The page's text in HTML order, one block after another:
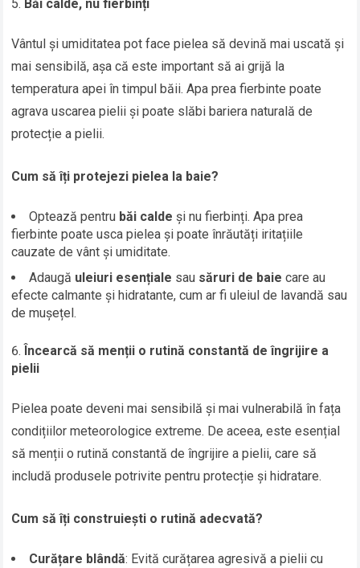
Băi calde, nu fierbinți
Vântul și umiditatea pot face pielea să devină mai uscată și
mai sensibilă, așa că este important să ai grijă la
temperatura apei în timpul băii. Apa prea fierbinte poate
agrava uscarea pielii și poate slăbi bariera naturală de
protecție a pielii.
Cum să îți protejezi pielea la baie?
Optează pentru băi calde și nu fierbinți. Apa prea
fierbinte poate usca pielea și poate înrăutăți iritațiile
cauzate de vânt și umiditate.
Adaugă uleiuri esențiale sau săruri de baie care au
efecte calmante și hidratante, cum ar fi uleiul de lavandă sau
de mușețel.
Încearcă să menții o rutină constantă de îngrijire a
pielii
Pielea poate deveni mai sensibilă și mai vulnerabilă în fața
condițiilor meteorologice extreme. De aceea, este esențial
să menții o rutină constantă de îngrijire a pielii, care să
includă produsele potrivite pentru protecție și hidratare.
Cum să îți construiești o rutină adecvată?
Curățare blândă: Evită curățarea agresivă a pielii cu